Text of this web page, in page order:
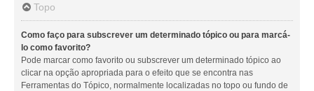
Topo
Como faço para subscrever um determinado tópico ou para marcá-
lo como favorito?
Pode marcar como favorito ou subscrever um determinado tópico ao
clicar na opção apropriada para o efeito que se encontra nas
Ferramentas do Tópico, normalmente localizadas no topo ou fundo de